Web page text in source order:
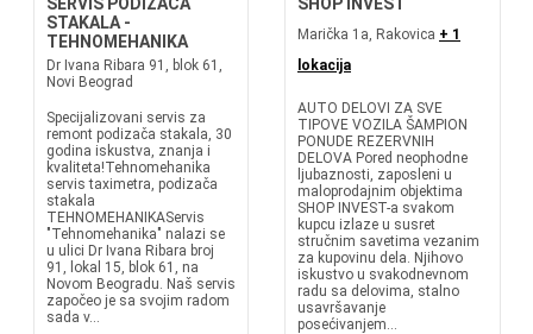
STAKALA -
TEHNOMEHANIKA
Dr Ivana Ribara 91, blok 61,
Novi Beograd
Specijalizovani servis za
remont podizača stakala, 30
godina iskustva, znanja i
kvaliteta!Tehnomehanika
servis taximetra, podizača
stakala
TEHNOMEHANIKAServis
"Tehnomehanika" nalazi se
u ulici Dr Ivana Ribara broj
91, lokal 15, blok 61, na
Novom Beogradu. Naš servis
započeo je sa svojim radom
sada v...
Marička 1a, Rakovica + 1
lokacija
AUTO DELOVI ZA SVE
TIPOVE VOZILA ŠAMPION
PONUDE REZERVNIH
DELOVA Pored neophodne
ljubaznosti, zaposleni u
maloprodajnim objektima
SHOP INVEST-a svakom
kupcu izlaze u susret
stručnim savetima vezanim
za kupovinu dela. Njihovo
iskustvo u svakodnevnom
radu sa delovima, stalno
usavršavanje
posećivanjem...